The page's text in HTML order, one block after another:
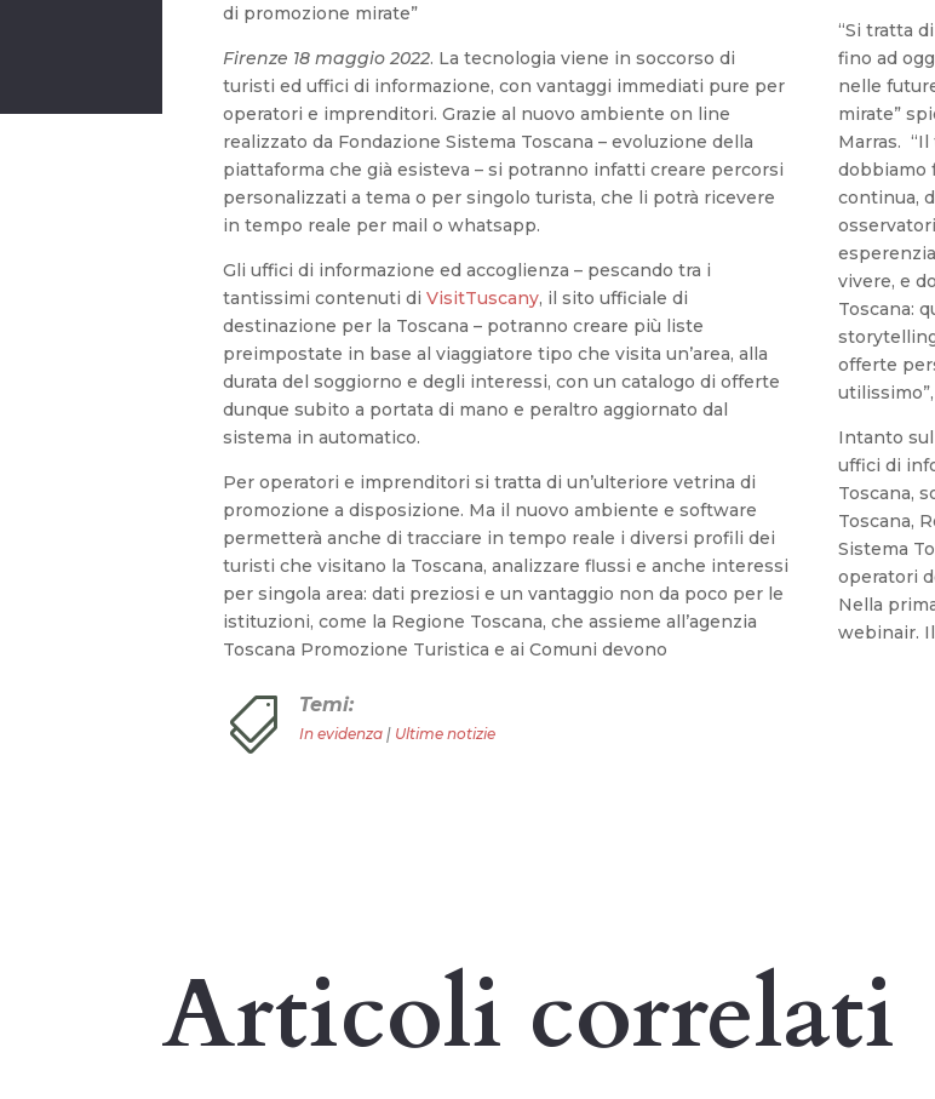
di promozione mirate”
Firenze 18 maggio 2022. La tecnologia viene in soccorso di
turisti ed uffici di informazione, con vantaggi immediati pure per
operatori e imprenditori. Grazie al nuovo ambiente on line
realizzato da Fondazione Sistema Toscana – evoluzione della
piattaforma che già esisteva – si potranno infatti creare percorsi
personalizzati a tema o per singolo turista, che li potrà ricevere
in tempo reale per mail o whatsapp.
Gli uffici di informazione ed accoglienza – pescando tra i
tantissimi contenuti diVisitTuscany, il sito ufficiale di
destinazione per la Toscana – potranno creare più liste
preimpostate in base al viaggiatore tipo che visita un’area, alla
durata del soggiorno e degli interessi, con un catalogo di offerte
dunque subito a portata di mano e peraltro aggiornato dal
sistema in automatico.
Per operatori e imprenditori si tratta di un’ulteriore vetrina di
promozione a disposizione. Ma il nuovo ambiente e software
permetterà anche di tracciare in tempo reale i diversi profili dei
turisti che visitano la Toscana, analizzare flussi e anche interessi
per singola area: dati preziosi e un vantaggio non da poco per le
istituzioni, come la Regione Toscana, che assieme all’agenzia
Toscana Promozione Turistica e ai Comuni devono
“Si tratta
fino ad
nelle
mirate”
Marras.
dobbiamo
continua,
vivere, e
Toscana:
offerte
Intanto
uffici di
Toscana,
Toscana,
Sistema
operatori
Nella
webinair.
 Temi:
In evidenza | Ultime notizie
Articoli correlati